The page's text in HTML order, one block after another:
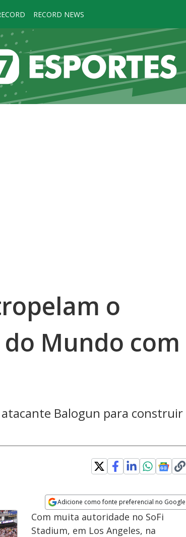
RECORD NEWS
o
Mundo com
Balogun para construir
Adicione como fonte preferencial no Google
Opens in new window
Com muita autoridade no SoFi
Stadium, em Los Angeles, na